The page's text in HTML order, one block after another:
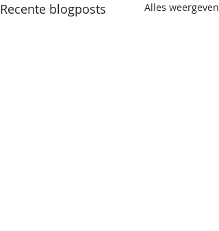
Recente blogposts Alles weergeven